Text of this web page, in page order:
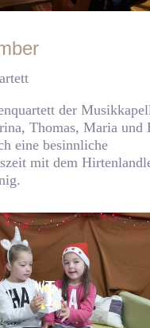
der
Thomas, Maria und
eine besinnliche
mit dem